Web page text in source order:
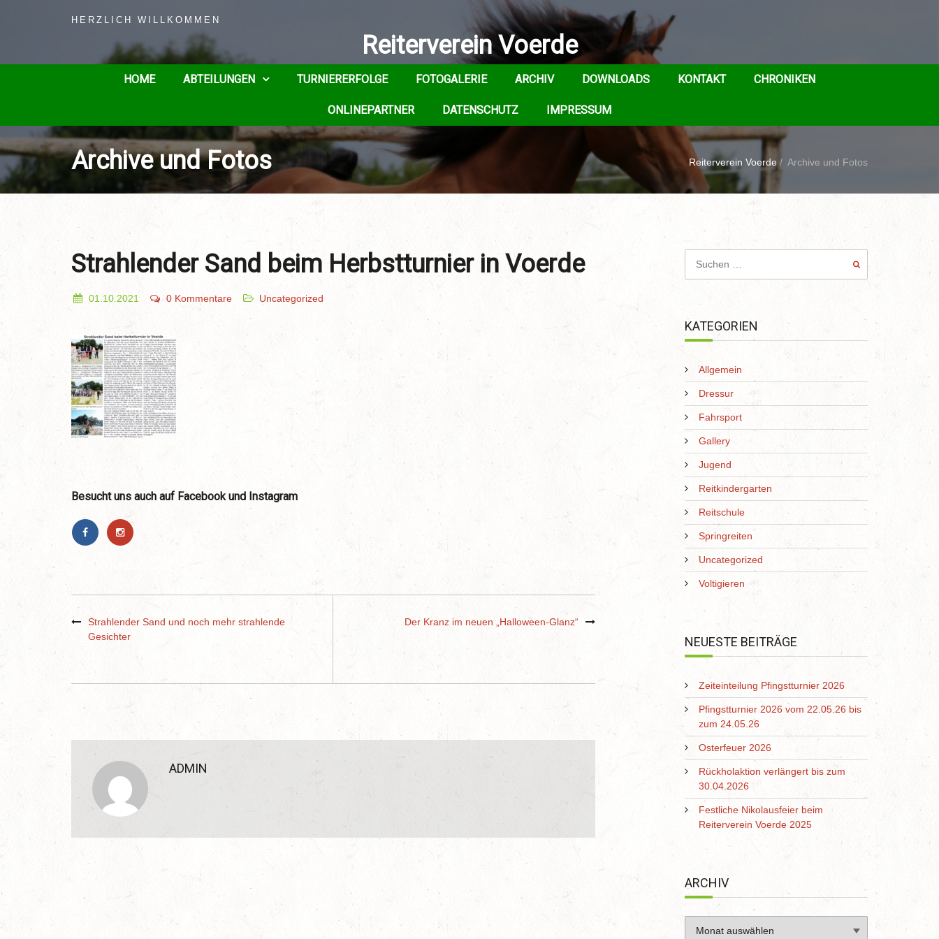
HERZLICH WILLKOMMEN
Reiterverein Voerde
HOME ABTEILUNGEN TURNIERERFOLGE FOTOGALERIE ARCHIV DOWNLOADS KONTAKT CHRONIKEN
ONLINEPARTNER DATENSCHUTZ IMPRESSUM
Archive und Fotos Reiterverein Voerde / Archive und Fotos
Strahlender Sand beim Herbstturnier in Voerde
01.10.2021 0 Kommentare Uncategorized
Besucht uns auch auf Facebook und Instagram
Strahlender Sand und noch mehr strahlende
Gesichter
Der Kranz im neuen „Halloween-Glanz“
ADMIN
KATEGORIEN
Allgemein
Dressur
Fahrsport
Gallery
Jugend
Reitkindergarten
Reitschule
Springreiten
Uncategorized
Voltigieren
NEUESTE BEITRÄGE
Zeiteinteilung Pfingstturnier 2026
Pfingstturnier 2026 vom 22.05.26 bis
zum 24.05.26
Osterfeuer 2026
Rückholaktion verlängert bis zum
30.04.2026
Festliche Nikolausfeier beim
Reiterverein Voerde 2025
ARCHIV